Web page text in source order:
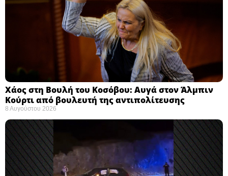
Χάος στη Βουλή του Κοσόβου: Αυγά στον Άλμπιν
Κούρτι από βουλευτή της αντιπολίτευσης
8 Αυγούστου 2026